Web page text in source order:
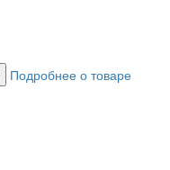
Подробнее о товаре